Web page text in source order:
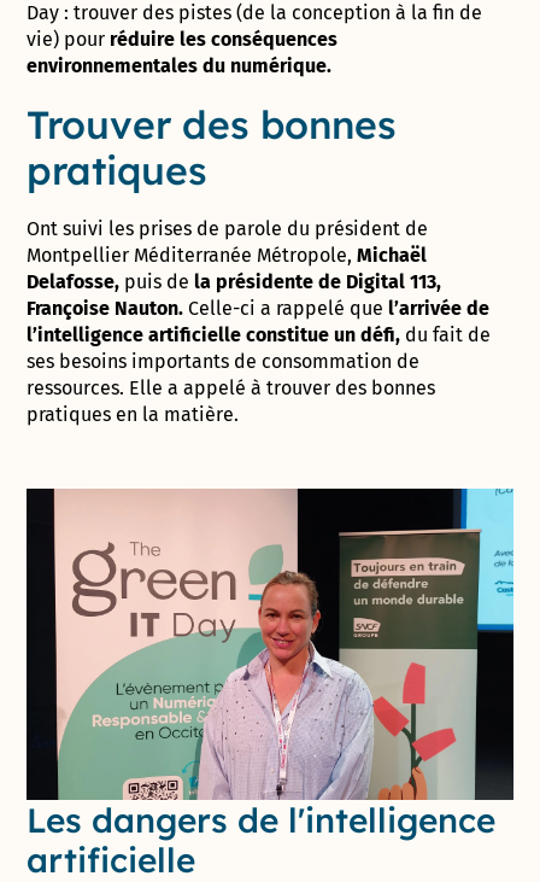
Day : trouver des pistes (de la conception à la fin de
vie) pour réduire les conséquences
environnementales du numérique.
Trouver des bonnes
pratiques
Ont suivi les prises de parole du président de
Montpellier Méditerranée Métropole,Michaël
Delafosse, puis dela présidente de Digital 113,
Françoise Nauton. Celle-ci a rappelé quel’arrivée de
l’intelligence artificielle constitue un défi, du fait de
ses besoins importants de consommation de
ressources. Elle a appelé à trouver des bonnes
pratiques en la matière.
Les dangers de l'intelligence
artificielle